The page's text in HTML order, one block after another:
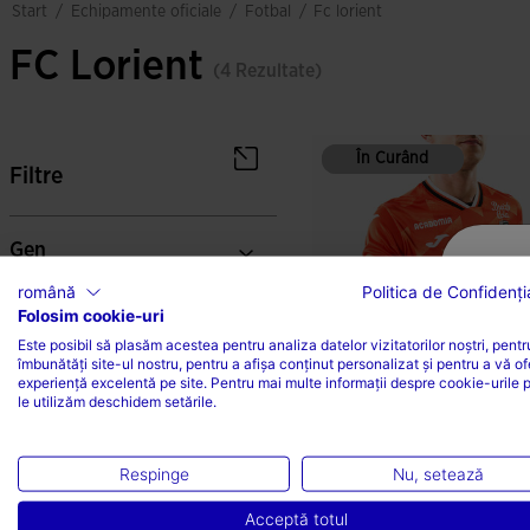
start / echipamente oficiale / fotbal / fc lorient
FC Lorient (4 Rezultate)
Filtre
Gen
Categorii
Sport
Culori
În Curând
În Curând
Tricou Cu Mânecă Scurtă
Uniforma 1 F.C. Lorie...
română
Politica de
Folosim cookie-uri
Este posibil să plasăm acestea pentru analiza datelor vizitatorilor noștri,
îmbunătăți site-ul nostru, pentru a afișa conținut personalizat și pentru a vă
experiență excelentă pe site. Pentru mai multe informații despre cookie-urile
le utilizăm deschidem setările.
Respinge Nu, setează
Acceptă totul